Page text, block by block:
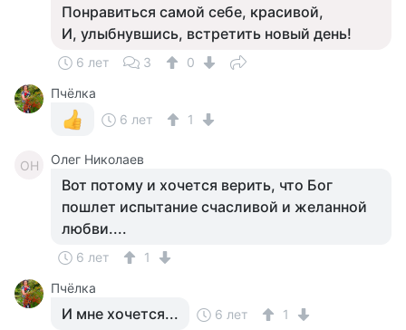
Понравиться самой себе, красивой,
И, улыбнувшись, встретить новый день!
6 лет 3
0
Пчёлка
6 лет
1
ОН Олег Николаев
Вот потому и хочется верить, что Бог
пошлет испытание счасливой и желанной
любви....
6 лет
1
Пчёлка
И мне хочется... 6 лет 1